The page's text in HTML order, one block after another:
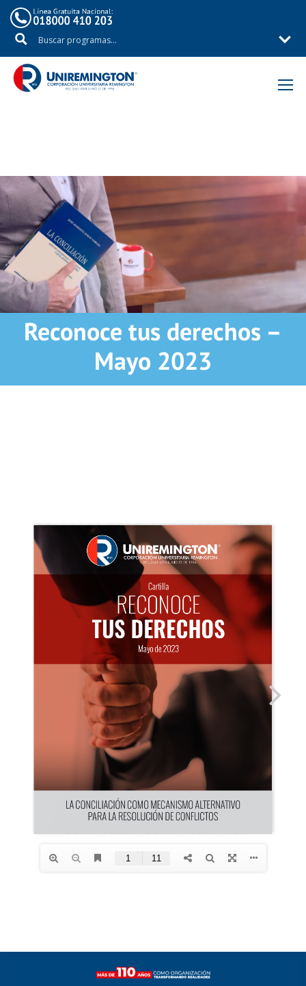
Inicio Áreas de Estudio
Reconoce tus derechos –
Mayo 2023